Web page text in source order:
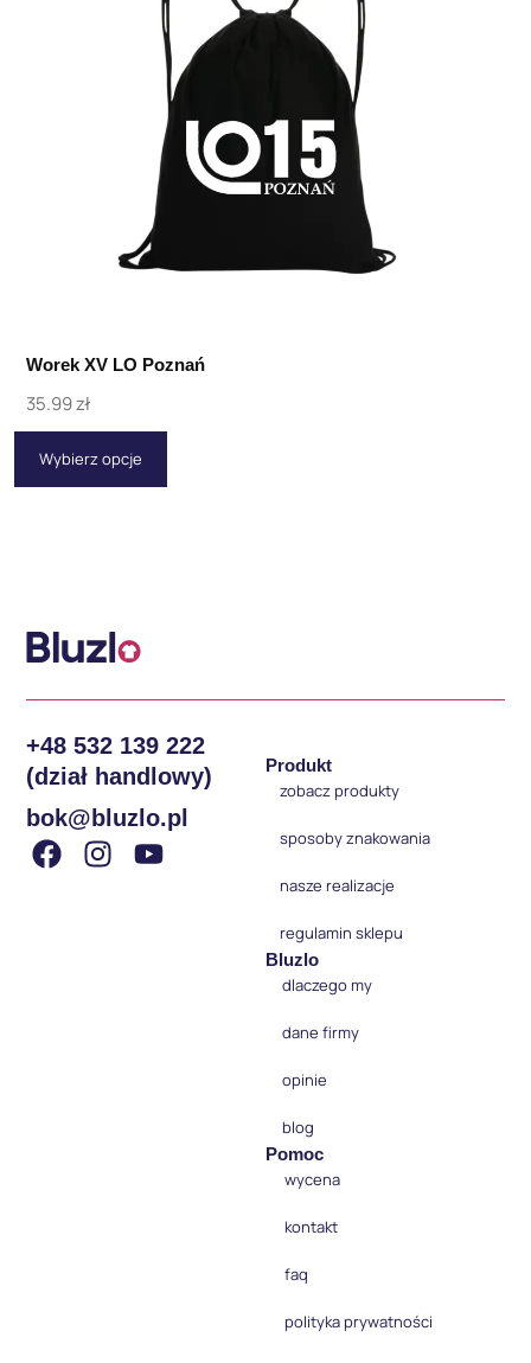
Worek XV LO Poznań
35.99zł
Wybierz opcje
+48 532 139 222
(dział handlowy)
bok@bluzlo.pl
Produkt
zobacz produkty
sposoby znakowania
nasze realizacje
regulamin sklepu
Bluzlo
dlaczego my
dane firmy
opinie
blog
Pomoc
wycena
kontakt
faq
polityka prywatności